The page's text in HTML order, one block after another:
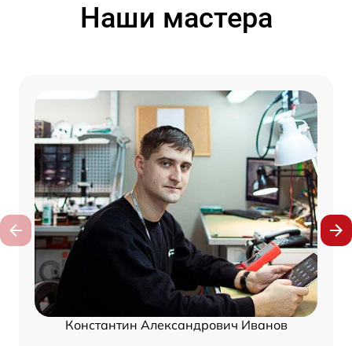
Наши мастера
Константин Александрович Иванов